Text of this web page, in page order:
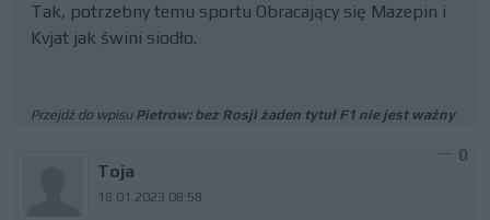
Tak, potrzebny temu sportu Obracający się Mazepin i
Kvjat jak świni siodło.
Przejdź do wpisu Pietrow: bez Rosji żaden tytuł F1 nie jest ważny
Toja
18.01.2023 08:58
0